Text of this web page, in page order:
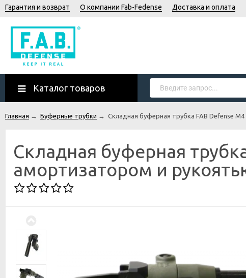
Гарантия и возврат О компании Fab-Fedense Доставка и оплата
Каталог товаров
Главная → Буферные трубки → Складная буферная трубка FAB Defense
Складная буферная
амортизатором и